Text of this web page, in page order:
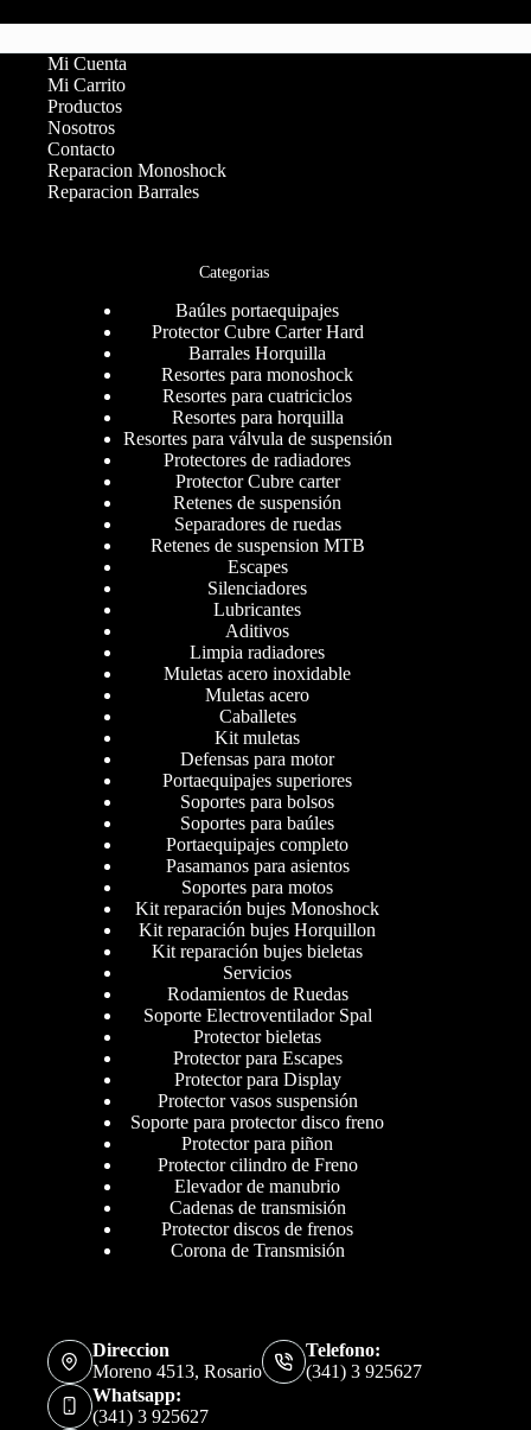
Mi Cuenta
Mi Carrito
Productos
Nosotros
Contacto
Reparacion Monoshock
Reparacion Barrales
Categorias
Baúles portaequipajes
Protector Cubre Carter Hard
Barrales Horquilla
Resortes para monoshock
Resortes para cuatriciclos
Resortes para horquilla
Resortes para válvula de suspensión
Protectores de radiadores
Protector Cubre carter
Retenes de suspensión
Separadores de ruedas
Retenes de suspension MTB
Escapes
Silenciadores
Lubricantes
Aditivos
Limpia radiadores
Muletas acero inoxidable
Muletas acero
Caballetes
Kit muletas
Defensas para motor
Portaequipajes superiores
Soportes para bolsos
Soportes para baúles
Portaequipajes completo
Pasamanos para asientos
Soportes para motos
Kit reparación bujes Monoshock
Kit reparación bujes Horquillon
Kit reparación bujes bieletas
Servicios
Rodamientos de Ruedas
Soporte Electroventilador Spal
Protector bieletas
Protector para Escapes
Protector para Display
Protector vasos suspensión
Soporte para protector disco freno
Protector para piñon
Protector cilindro de Freno
Elevador de manubrio
Cadenas de transmisión
Protector discos de frenos
Corona de Transmisión
Direccion
Moreno 4513, Rosario
Telefono:
(341) 3 925627
Whatsapp:
(341) 3 925627